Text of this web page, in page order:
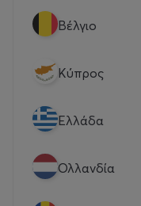
Βέλγιο
Κύπρος
Eλλάδα
Ολλανδία